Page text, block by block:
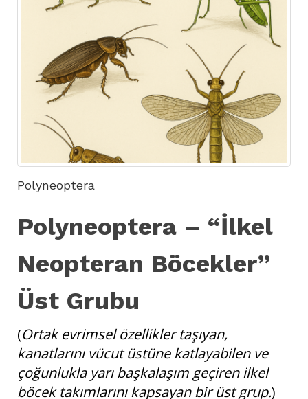
Polyneoptera
Polyneoptera – “İlkel
Neopteran Böcekler”
Üst Grubu
(Ortak evrimsel özellikler taşıyan,
kanatlarını vücut üstüne katlayabilen ve
çoğunlukla yarı başkalaşım geçiren ilkel
böcek takımlarını kapsayan bir üst grup.)